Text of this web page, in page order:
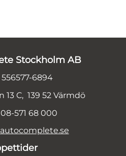
Stockholm AB
6894
13 C, 139 52 Värmdö
571 68 000